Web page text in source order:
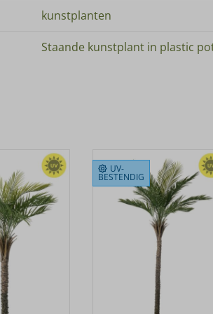
kunstplanten
Staande kunstplant in plastic
UV-
BESTENDIG